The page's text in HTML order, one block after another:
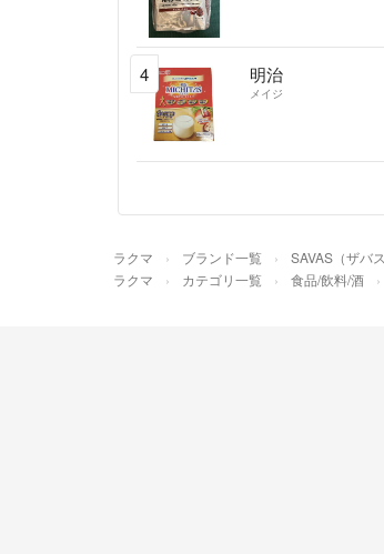
4 明治
メイジ
ラクマ ブランド一覧 SAVAS（ザバス
ラクマ カテゴリ一覧 食品/飲料/酒